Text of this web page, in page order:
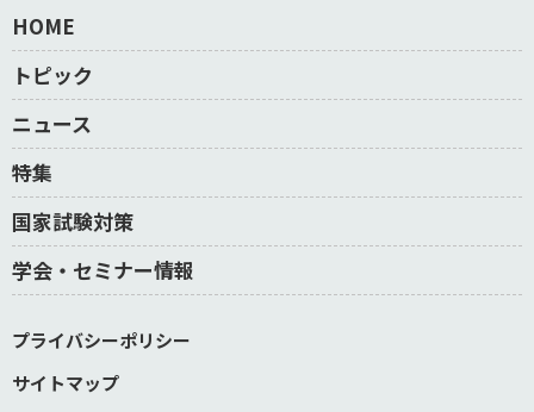
HOME
トピック
ニュース
特集
国家試験対策
学会・セミナー情報
プライバシーポリシー
サイトマップ